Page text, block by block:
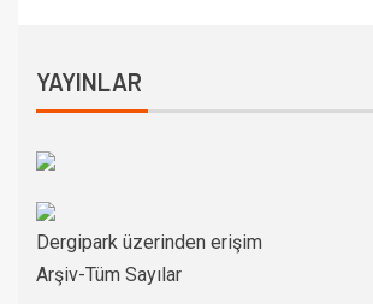
YAYINLAR
Dergipark üzerinden erişim
Arşiv-Tüm Sayılar